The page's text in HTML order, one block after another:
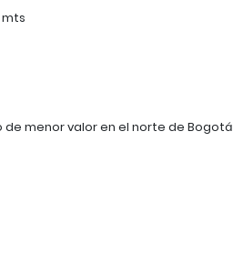
menor valor en el norte de Bogotá